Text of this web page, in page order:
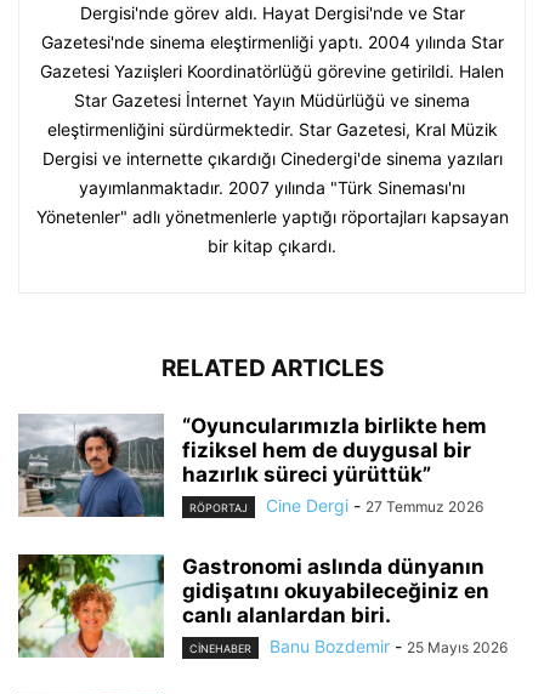
Dergisi'nde görev aldı. Hayat Dergisi'nde ve Star
Gazetesi'nde sinema eleştirmenliği yaptı. 2004 yılında Star
Gazetesi Yazıişleri Koordinatörlüğü görevine getirildi. Halen
Star Gazetesi İnternet Yayın Müdürlüğü ve sinema
eleştirmenliğini sürdürmektedir. Star Gazetesi, Kral Müzik
Dergisi ve internette çıkardığı Cinedergi'de sinema yazıları
yayımlanmaktadır. 2007 yılında "Türk Sineması'nı
Yönetenler" adlı yönetmenlerle yaptığı röportajları kapsayan
bir kitap çıkardı.
RELATED ARTICLES
“Oyuncularımızla birlikte hem
fiziksel hem de duygusal bir
hazırlık süreci yürüttük”
RÖPORTAJ Cine Dergi - 27 Temmuz 2026
Gastronomi aslında dünyanın
gidişatını okuyabileceğiniz en
canlı alanlardan biri.
CINEHABER Banu Bozdemir - 25 Mayıs 2026